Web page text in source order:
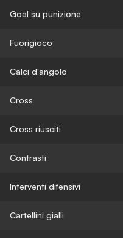
Goal su punizione
Fuorigioco
Calci d'angolo
Cross
Cross riusciti
Contrasti
Interventi difensivi
Cartellini gialli